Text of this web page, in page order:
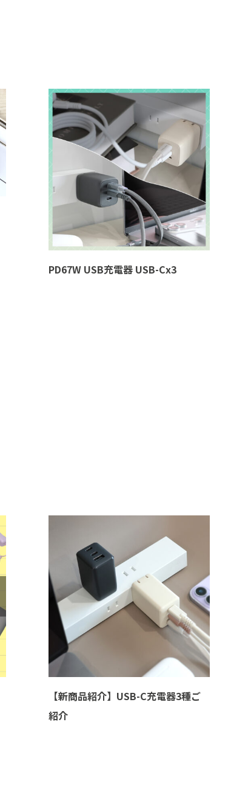
PD67W USB充電器 USB-Cx3
【新商品紹介】USB-C充電器3種ご
紹介